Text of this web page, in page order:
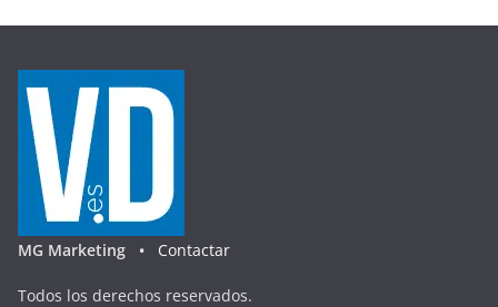
MG Marketing • Contactar
Todos los derechos reservados.